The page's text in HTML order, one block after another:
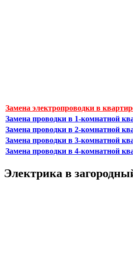
Замена электропроводки в
Замена проводки в 1-комнатной
Замена проводки в 2-комнатной
Замена проводки в 3-комнатной
Замена проводки в 4-комнатной
Электрика в